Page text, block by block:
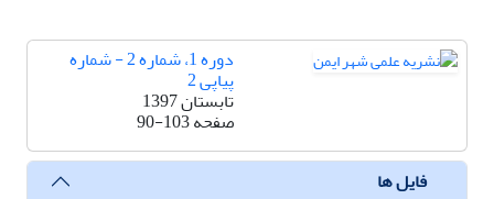
دوره 1، شماره 2 - شماره
پیاپی 2
تابستان 1397
صفحه90-103
فایل ها